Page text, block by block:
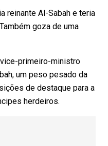
reinante Al-Sabah e teria
goza de uma
primeiro-ministro
um peso pesado da
de destaque para a
herdeiros.